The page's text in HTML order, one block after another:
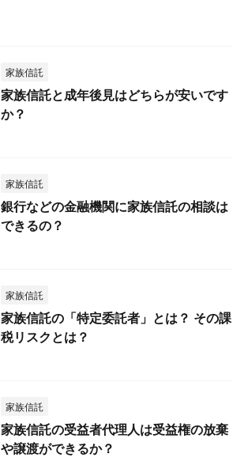
家族信託
家族信託と成年後見はどちらが安いです
か？
家族信託
銀行などの金融機関に家族信託の相談は
できるの？
家族信託
家族信託の「特定委託者」とは？ その課
税リスクとは？
家族信託
家族信託の受益者代理人は受益権の放棄
や譲渡ができるか？